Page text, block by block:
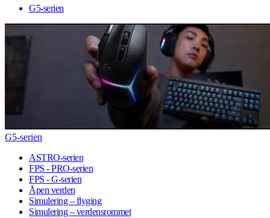
G5-serien
G5-serien
ASTRO-serien
FPS - PRO-serien
FPS - G-serien
Åpen verden
Simulering – flyging
Simulering – verdensrommet